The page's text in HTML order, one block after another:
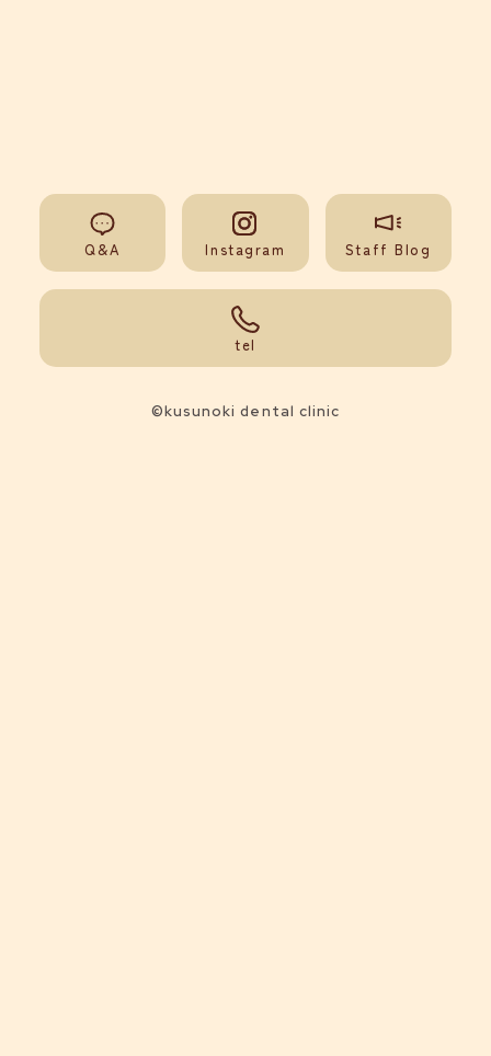
Q&A Instagram Staff Blog
tel
©kusunoki dental clinic